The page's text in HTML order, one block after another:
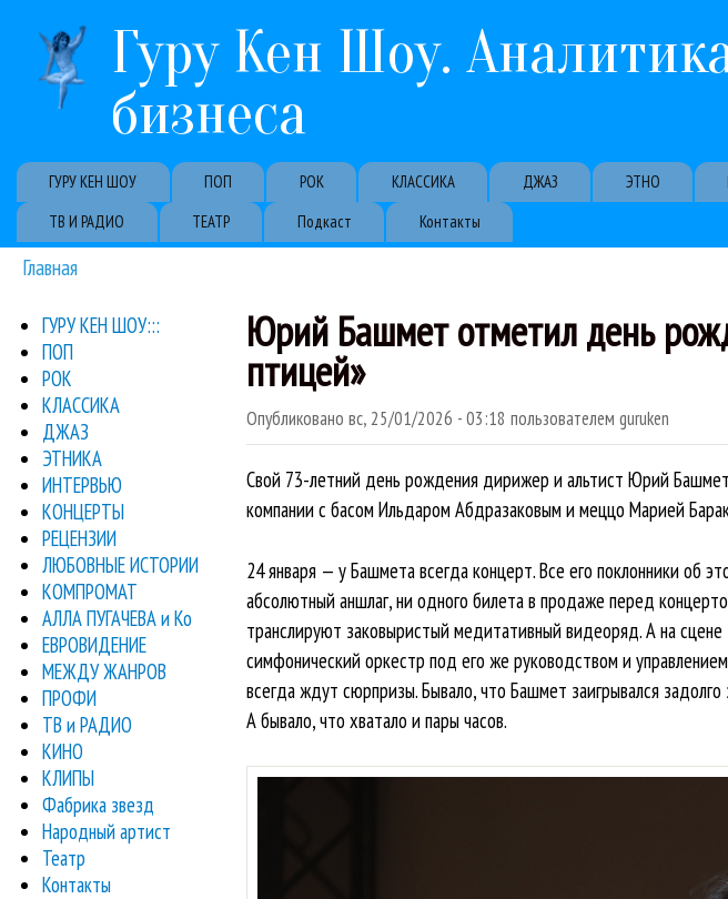
Гуру Кен Шоу.
бизнеса
Primary links
ГУРУ КЕН ШОУ ПОП РОК КЛАССИКА ДЖАЗ ЭТНО
ТВ И РАДИО
ТЕАТР Подкаст Контакты
Вы здесь
Главная
Юрий Башмет отметил день
птицей»
Опубликовано вс, 25/01/2026 - 03:18 пользователем guruken
Свой 73-летний день рождения дирижер и альтист Юрий
компании с басом Ильдаром Абдразаковым и меццо Марией
24 января — у Башмета всегда концерт. Все его поклонники об
абсолютный аншлаг, ни одного билета в продаже перед
транслируют заковыристый медитативный видеоряд. А на
симфонический оркестр под его же руководством и
всегда ждут сюрпризы. Бывало, что Башмет заигрывался
А бывало, что хватало и пары часов.
ГУРУ КЕН ШОУ:::
ПОП
РОК
КЛАССИКА
ДЖАЗ
ЭТНИКА
ИНТЕРВЬЮ
КОНЦЕРТЫ
РЕЦЕНЗИИ
ЛЮБОВНЫЕ ИСТОРИИ
КОМПРОМАТ
АЛЛА ПУГАЧЕВА и Ко
ЕВРОВИДЕНИЕ
МЕЖДУ ЖАНРОВ
ПРОФИ
ТВ и РАДИО
КИНО
КЛИПЫ
Фабрика звезд
Народный артист
Театр
Контакты